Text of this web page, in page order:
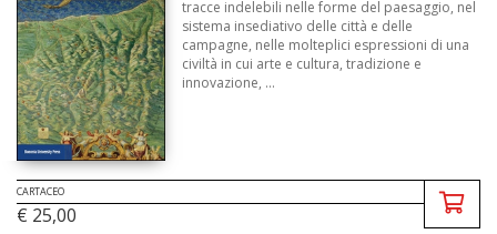
tracce indelebili nelle forme del paesaggio, nel
sistema insediativo delle città e delle
campagne, nelle molteplici espressioni di una
civiltà in cui arte e cultura, tradizione e
innovazione, ...
CARTACEO
€ 25,00